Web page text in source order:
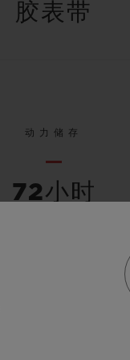
胶表带
动力储存
72小时